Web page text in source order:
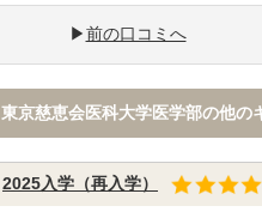
前の口コミへ
東京慈恵会医科大学医学部の他の
2025入学（再入学）